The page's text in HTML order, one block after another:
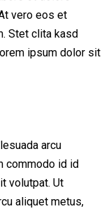
vero eos et
Stet clita kasd
ipsum dolor sit
arcu
commodo id id
volutpat. Ut
aliquet metus,